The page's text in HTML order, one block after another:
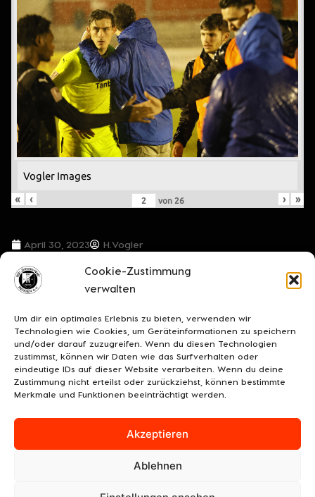
Cookie-Zustimmung
verwalten
Um dir ein optimales Erlebnis zu bieten, verwenden wir
Technologien wie Cookies, um Geräteinformationen zu speichern
und/oder darauf zuzugreifen. Wenn du diesen Technologien
zustimmst, können wir Daten wie das Surfverhalten oder
eindeutige IDs auf dieser Website verarbeiten. Wenn du deine
Zustimmung nicht erteilst oder zurückziehst, können bestimmte
Merkmale und Funktionen beeinträchtigt werden.
Akzeptieren
Ablehnen
Vogler Images
«
‹ von 26 › »
April 30, 2023 H.Vogler
VORIGER BEITRAG NÄCHSTER BEITRAG
UNSERE SPONSOREN KONTAKT